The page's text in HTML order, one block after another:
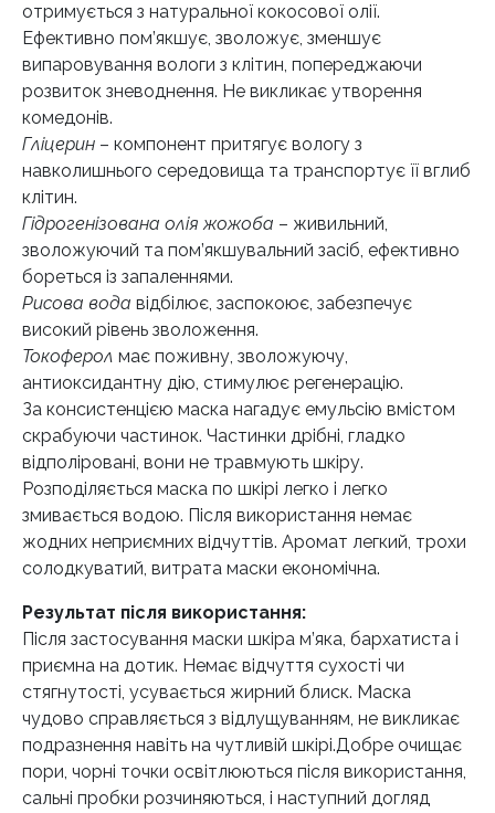
отримується з натуральної кокосової олії.
Ефективно пом’якшує, зволожує, зменшує
випаровування вологи з клітин, попереджаючи
розвиток зневоднення. Не викликає утворення
комедонів.
Гліцерин – компонент притягує вологу з
навколишнього середовища та транспортує її вглиб
клітин.
Гідрогенізована олія жожоба – живильний,
зволожуючий та пом’якшувальний засіб, ефективно
бореться із запаленнями.
Рисова вода відбілює, заспокоює, забезпечує
високий рівень зволоження.
Токоферол має поживну, зволожуючу,
антиоксидантну дію, стимулює регенерацію.
За консистенцією маска нагадує емульсію вмістом
скрабуючи частинок. Частинки дрібні, гладко
відполіровані, вони не травмують шкіру.
Розподіляється маска по шкірі легко і легко
змивається водою. Після використання немає
жодних неприємних відчуттів. Аромат легкий, трохи
солодкуватий, витрата маски економічна.
Результат після використання:
Після застосування маски шкіра м’яка, бархатиста і
приємна на дотик. Немає відчуття сухості чи
стягнутості, усувається жирний блиск. Маска
чудово справляється з відлущуванням, не викликає
подразнення навіть на чутливій шкірі.Добре очищає
пори, чорні точки освітлюються після використання,
сальні пробки розчиняються, і наступний догляд